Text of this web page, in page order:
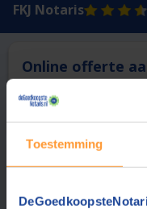
Toestemming
FKJ Notaris
Online offerte
Deze notaris biedt
1 Vergelijk en
Vraag een offerte aan